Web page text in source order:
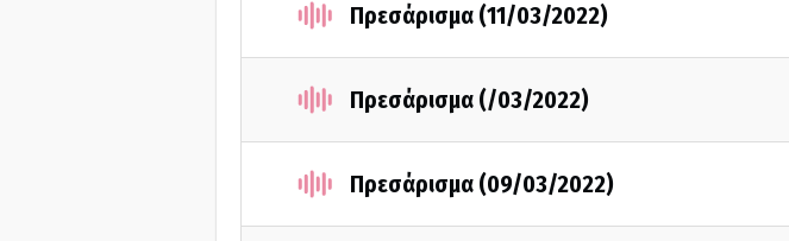
Πρεσάρισμα (11/03/2022)
Πρεσάρισμα (/03/2022)
Πρεσάρισμα (09/03/2022)